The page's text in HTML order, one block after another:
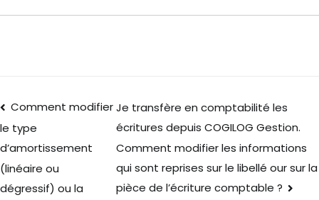
Comment modifier
le type
d’amortissement
(linéaire ou
dégressif) ou la
Je transfère en comptabilité les
écritures depuis COGILOG Gestion.
Comment modifier les informations
qui sont reprises sur le libellé our sur la
pièce de l’écriture comptable ?